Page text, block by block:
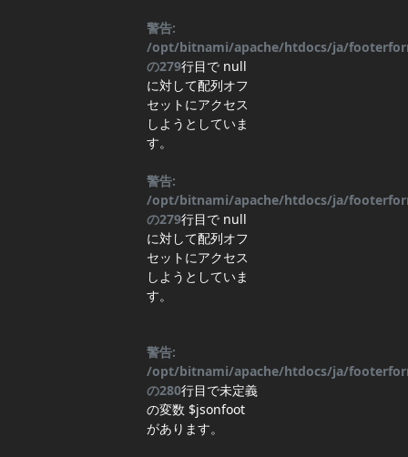
警告:
/opt/bitnami/apache/htdocs/ja/
の279行目で null
に対して配列オフ
セットにアクセス
しようとしていま
す。
警告:
/opt/bitnami/apache/htdocs/ja/
の279行目で null
に対して配列オフ
セットにアクセス
しようとしていま
す。
警告:
/opt/bitnami/apache/htdocs/ja/
の280行目で未定義
の変数 $jsonfoot
があります。